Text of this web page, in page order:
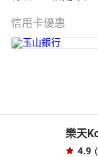
信用卡優惠
樂天
4.9